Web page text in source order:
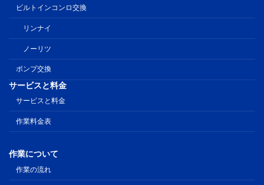
ビルトインコンロ交換
リンナイ
ノーリツ
ポンプ交換
サービスと料金
サービスと料金
作業料金表
作業について
作業の流れ